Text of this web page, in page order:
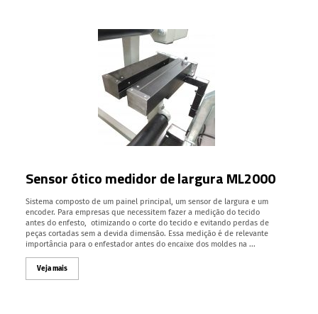
Sensor ótico medidor de largura ML2000
Sistema composto de um painel principal, um sensor de largura e um
encoder. Para empresas que necessitem fazer a medição do tecido
antes do enfesto, otimizando o corte do tecido e evitando perdas de
peças cortadas sem a devida dimensão. Essa medição é de relevante
importância para o enfestador antes do encaixe dos moldes na ...
Veja mais